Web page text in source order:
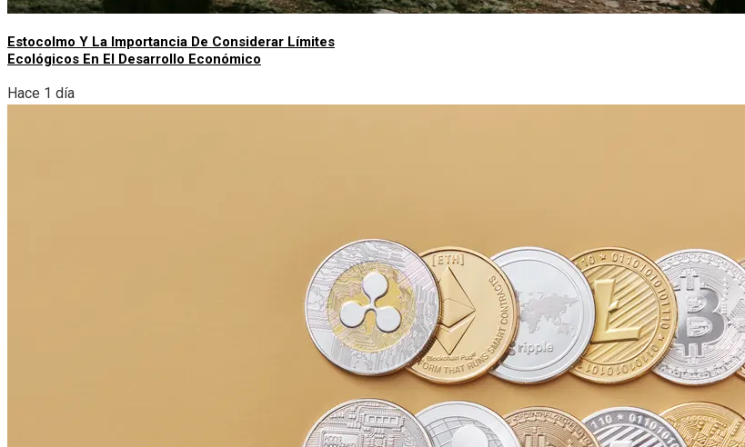
Estocolmo Y La Importancia De Considerar Límites
Ecológicos En El Desarrollo Económico
Hace 1 día